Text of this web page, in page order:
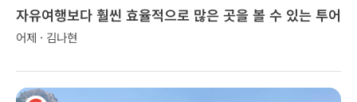
자유여행보다 훨씬 효율적으로 많은 곳을 볼 수 있는 투어
어제 · 김나현